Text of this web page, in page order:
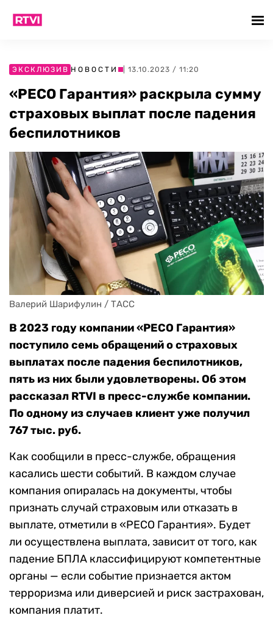
ЭКСКЛЮЗИВ НОВОСТИ | 13.10.2023 / 11:20
«РЕСО Гарантия» раскрыла сумму
страховых выплат после падения
беспилотников
Валерий Шарифулин / ТАСС
В 2023 году компании «РЕСО Гарантия»
поступило семь обращений о страховых
выплатах после падения беспилотников,
пять из них были удовлетворены. Об этом
рассказал RTVI в пресс-службе компании.
По одному из случаев клиент уже получил
767 тыс. руб.
Как сообщили в пресс-службе, обращения
касались шести событий. В каждом случае
компания опиралась на документы, чтобы
признать случай страховым или отказать в
выплате, отметили в «РЕСО Гарантия». Будет
ли осуществлена выплата, зависит от того, как
падение БПЛА классифицируют компетентные
органы — если событие признается актом
терроризма или диверсией и риск застрахован,
компания платит.